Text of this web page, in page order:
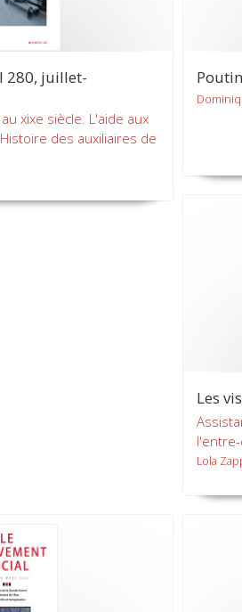
280, juillet-
xixe siècle. L'aide aux
des auxiliaires de
Les
Lola